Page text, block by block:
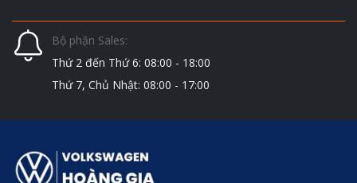
Bộ phận Sales:
Thứ 2 đến Thứ 6: 08:00 - 18:00
Thứ 7, Chủ Nhật: 08:00 - 17:00